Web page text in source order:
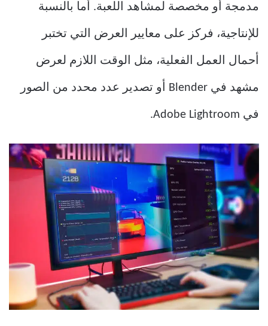
مدمجة أو مخصصة لمشاهد اللعبة. أما بالنسبة
للإنتاجية، فركز على معايير العرض التي تختبر
أحمال العمل الفعلية، مثل الوقت اللازم لعرض
مشهد في Blender أو تصدير عدد محدد من الصور
في Adobe Lightroom.